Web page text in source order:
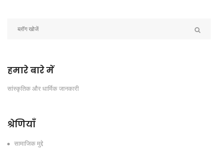
हमारे बारे में
सांस्कृतिक और धार्मिक जानकारी
श्रेणियाँ
सामाजिक मुद्दे